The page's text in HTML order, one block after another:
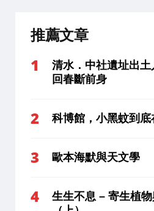
推薦文章
清水．中社遺址出
回春斷前身
科博館，小黑蚊到底
歐本海默與天文學
生生不息 – 寄生植